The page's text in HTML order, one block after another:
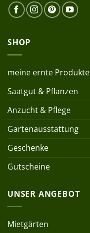
SHOP
meine ernte Produkte
Saatgut & Pflanzen
Anzucht & Pflege
Gartenausstattung
Geschenke
Gutscheine
UNSER ANGEBOT
Mietgärten